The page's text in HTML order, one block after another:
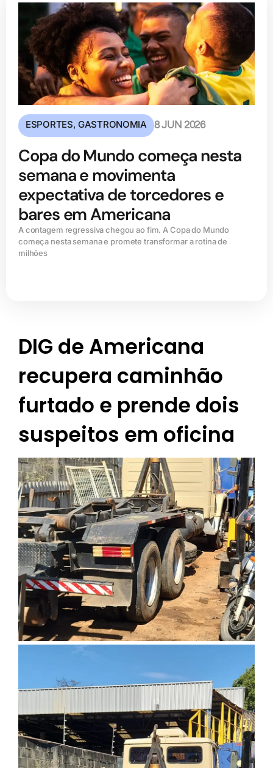
ESPORTES,GASTRONOMIA 8 JUN 2026
Copa do Mundo começa nesta
semana e movimenta
expectativa de torcedores e
bares em Americana
A contagem regressiva chegou ao fim. A Copa do Mundo
começa nesta semana e promete transformar a rotina de
milhões
DIG de Americana
recupera caminhão
furtado e prende dois
suspeitos em oficina